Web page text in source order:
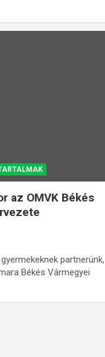
az OMVK Békés
partnerünk,
Békés Vármegyei